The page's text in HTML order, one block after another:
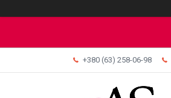
+380 (63) 258-06-98